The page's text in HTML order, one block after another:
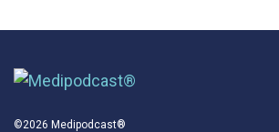
©2026 Medipodcast®